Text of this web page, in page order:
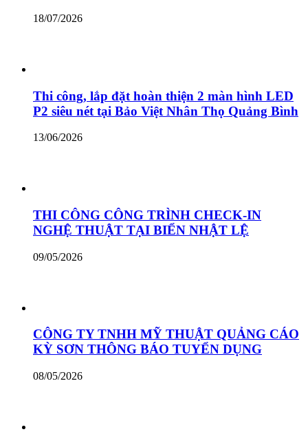
18/07/2026
Thi công, lắp đặt hoàn thiện 2 màn hình LED
P2 siêu nét tại Bảo Việt Nhân Thọ Quảng Bình
13/06/2026
THI CÔNG CÔNG TRÌNH CHECK-IN
NGHỆ THUẬT TẠI BIỂN NHẬT LỆ
09/05/2026
CÔNG TY TNHH MỸ THUẬT QUẢNG CÁO
KỲ SƠN THÔNG BÁO TUYỂN DỤNG
08/05/2026